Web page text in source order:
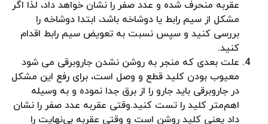
عقربه منحرف شده و عدد صفر را نشان خواهد داد، لذا اگر
مشکل از سیم رابط یا دوشاخه باشد، ابتدا دوشاخه را
بررسی کنید و سپس نسبت به تعویض سیم رابط اقدام
کنید.
علت بعدی که منجر به روشن نشدن جاروبرقی می شود
معیوب بودن کلید قطع و وصل است، برای رفع این مشکل
در جاروبرقی باید جارو را از برق جدا نموده و به وسیله
اهم‌متر کلید را تست کنید.وقتی عقربه عدد صفر را نشان
داد یعنی کلید روشن است و وقتی عقربه بی‌نهایت را